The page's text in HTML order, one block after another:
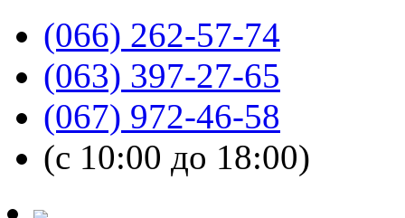
(066) 262-57-74
(063) 397-27-65
(067) 972-46-58
(с 10:00 до 18:00)